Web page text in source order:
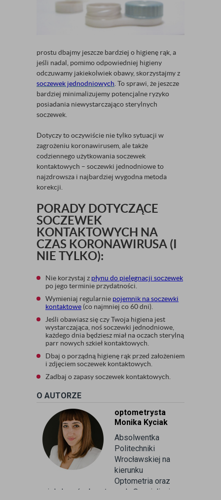
prostu dbajmy jeszcze bardziej o higienę rąk, a
jeśli nadal, pomimo odpowiedniej higieny
odczuwamy jakiekolwiek obawy, skorzystajmy z
soczewek jednodniowych. To sprawi, że jeszcze
bardziej minimalizujemy potencjalne ryzyko
posiadania niewystarczająco sterylnych
soczewek.
Dotyczy to oczywiście nie tylko sytuacji w
zagrożeniu koronawirusem, ale także
codziennego użytkowania soczewek
kontaktowych – soczewki jednodniowe to
najzdrowsza i najbardziej wygodna metoda
korekcji.
PORADY DOTYCZĄCE
SOCZEWEK
KONTAKTOWYCH NA
CZAS KORONAWIRUSA (I
NIE TYLKO):
Nie korzystaj z płynu do pielęgnacji soczewek
po jego terminie przydatności.
Wymieniaj regularnie pojemnik na soczewki
kontaktowe (co najmniej co 60 dni).
Jeśli obawiasz się czy Twoja higiena jest
wystarczająca, noś soczewki jednodniowe,
każdego dnia będziesz miał na oczach sterylną
parr nowych szkieł kontaktowych.
Dbaj o porządną higienę rąk przed założeniem
i zdjęciem soczewek kontaktowych.
Zadbaj o zapasy soczewek kontaktowych.
O AUTORZE
optometrysta
Monika Kyciak
Absolwentka
Politechniki
Wrocławskiej na
kierunku
Optometria oraz
wielu kursów branżowych. Specjalizuje